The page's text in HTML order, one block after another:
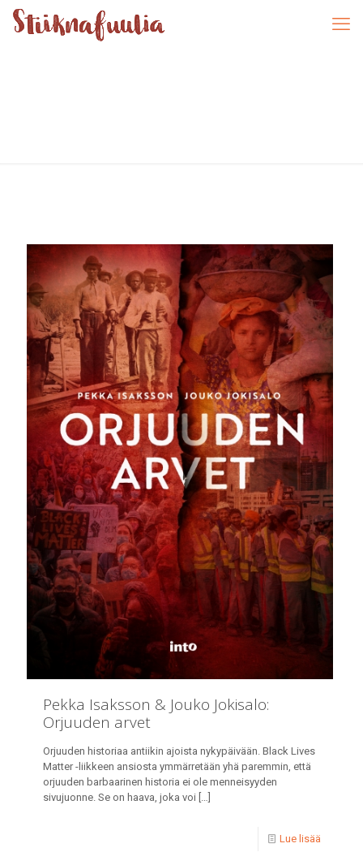
Pekka Isaksson & Jouko Jokisalo:
Orjuuden arvet
Orjuuden historiaa antiikin ajoista nykypäivään. Black Lives
Matter -liikkeen ansiosta ymmärretään yhä paremmin, että
orjuuden barbaarinen historia ei ole menneisyyden
sivujuonne. Se on haava, joka voi […]
Lue lisää